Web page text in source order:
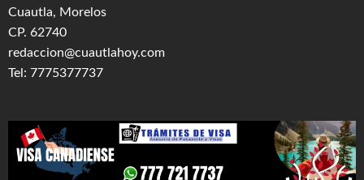
Cuautla, Morelos
CP. 62740
redaccion@cuautlahoy.com
Tel: 7775377737